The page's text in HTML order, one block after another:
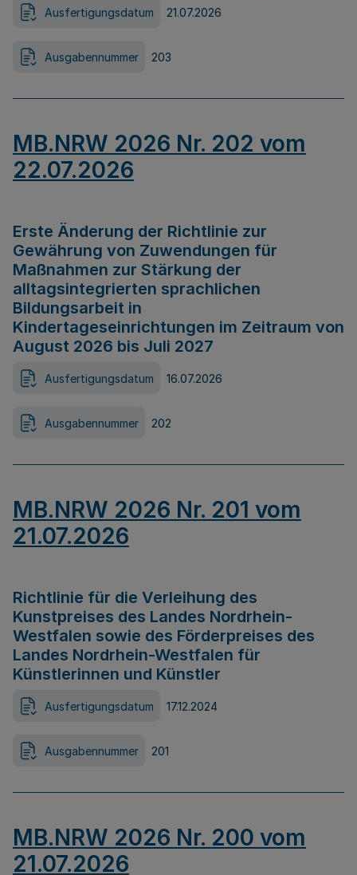
Ausfertigungsdatum 21.07.2026
Ausgabennummer 203
MB.NRW 2026 Nr. 202 vom
22.07.2026
Erste Änderung der Richtlinie zur
Gewährung von Zuwendungen für
Maßnahmen zur Stärkung der
alltagsintegrierten sprachlichen
Bildungsarbeit in
Kindertageseinrichtungen im Zeitraum von
August 2026 bis Juli 2027
Ausfertigungsdatum 16.07.2026
Ausgabennummer 202
MB.NRW 2026 Nr. 201 vom
21.07.2026
Richtlinie für die Verleihung des
Kunstpreises des Landes Nordrhein-
Westfalen sowie des Förderpreises des
Landes Nordrhein-Westfalen für
Künstlerinnen und Künstler
Ausfertigungsdatum 17.12.2024
Ausgabennummer 201
MB.NRW 2026 Nr. 200 vom
21.07.2026